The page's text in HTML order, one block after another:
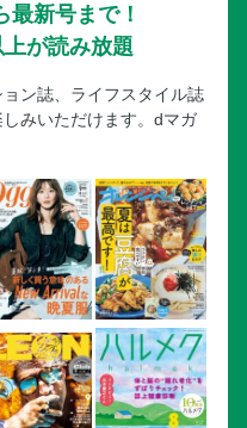
最新号まで！
が読み放題
ン誌、ライフスタイル誌
みいただけます。dマガ